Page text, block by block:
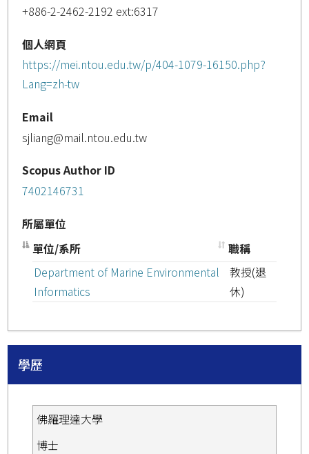
+886-2-2462-2192 ext:6317
個人網頁
https://mei.ntou.edu.tw/p/404-1079-16150.php?
Lang=zh-tw
Email
sjliang@mail.ntou.edu.tw
Scopus Author ID
7402146731
所屬單位
單位/系所
職稱
Department of Marine Environmental
Informatics
教授(退
休)
學歷
佛羅理達大學
博士